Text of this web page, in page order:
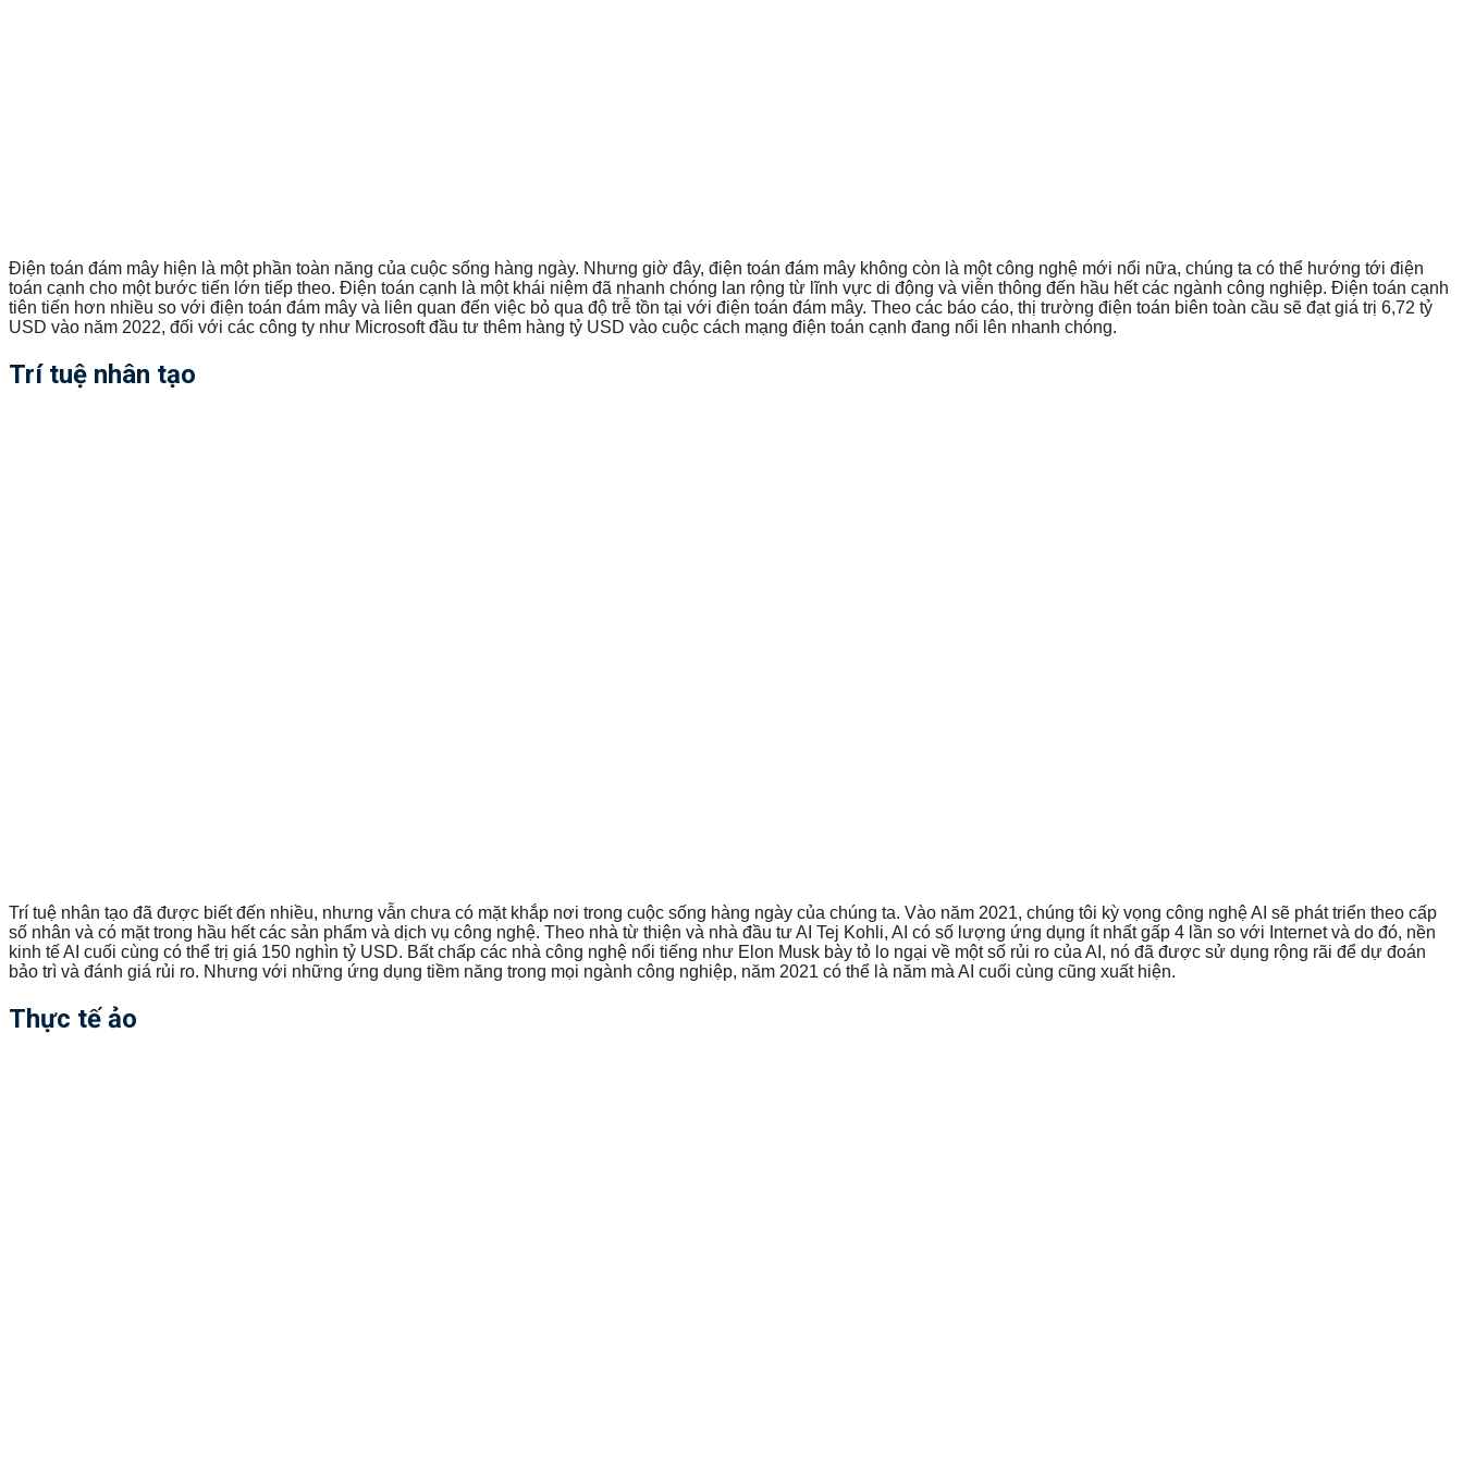
Điện toán đám mây hiện là một phần toàn năng của cuộc sống hàng ngày. Nhưng giờ đây, điện toán đám mây không còn là một công nghệ mới nổi nữa, chúng ta có thể hướng tới điện
toán cạnh cho một bước tiến lớn tiếp theo. Điện toán cạnh là một khái niệm đã nhanh chóng lan rộng từ lĩnh vực di động và viễn thông đến hầu hết các ngành công nghiệp. Điện toán cạnh
tiên tiến hơn nhiều so với điện toán đám mây và liên quan đến việc bỏ qua độ trễ tồn tại với điện toán đám mây. Theo các báo cáo, thị trường điện toán biên toàn cầu sẽ đạt giá trị 6,72 tỷ
USD vào năm 2022, đối với các công ty như Microsoft đầu tư thêm hàng tỷ USD vào cuộc cách mạng điện toán cạnh đang nổi lên nhanh chóng.
Trí tuệ nhân tạo
Trí tuệ nhân tạo đã được biết đến nhiều, nhưng vẫn chưa có mặt khắp nơi trong cuộc sống hàng ngày của chúng ta. Vào năm 2021, chúng tôi kỳ vọng công nghệ AI sẽ phát triển theo cấp
số nhân và có mặt trong hầu hết các sản phẩm và dịch vụ công nghệ. Theo nhà từ thiện và nhà đầu tư AI Tej Kohli, AI có số lượng ứng dụng ít nhất gấp 4 lần so với Internet và do đó, nền
kinh tế AI cuối cùng có thể trị giá 150 nghìn tỷ USD. Bất chấp các nhà công nghệ nổi tiếng như Elon Musk bày tỏ lo ngại về một số rủi ro của AI, nó đã được sử dụng rộng rãi để dự đoán
bảo trì và đánh giá rủi ro. Nhưng với những ứng dụng tiềm năng trong mọi ngành công nghiệp, năm 2021 có thể là năm mà AI cuối cùng cũng xuất hiện.
Thực tế ảo